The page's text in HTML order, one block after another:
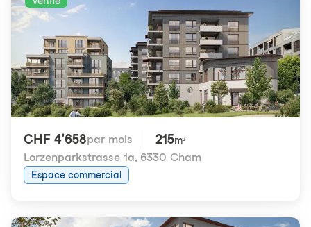
CHF 4'658par mois 215m²
Lorzenparkstrasse 1a, 6330 Cham
Espace commercial